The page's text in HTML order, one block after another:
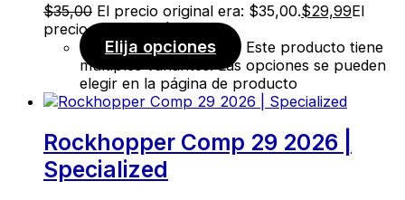
$35,00 El precio original era: $35,00.$29,99El
precio actual es: $29,99.
Elija opciones
Este producto tiene
múltiples variantes. Las opciones se pueden
elegir en la página de producto
Rockhopper Comp 29 2026 |
Specialized